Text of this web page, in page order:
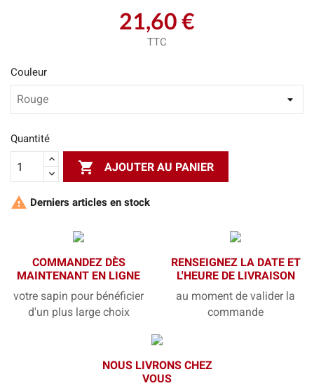
21,60 €
TTC
Couleur
Quantité
 AJOUTER AU PANIER
 Derniers articles en stock
COMMANDEZ DÈS
MAINTENANT EN LIGNE
votre sapin pour bénéficier
d'un plus large choix
RENSEIGNEZ LA DATE ET
L'HEURE DE LIVRAISON
au moment de valider la
commande
NOUS LIVRONS CHEZ
VOUS